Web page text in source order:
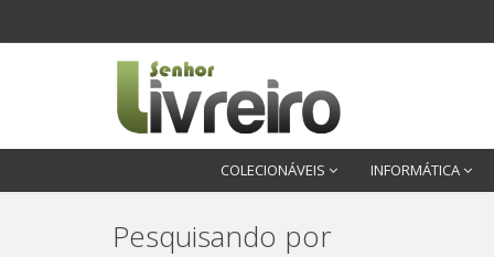
COLECIONÁVEIS INFORMÁTICA
Pesquisando por